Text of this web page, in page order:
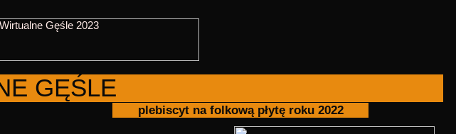
GĘŚLE
plebiscyt na folkową płytę roku 2022